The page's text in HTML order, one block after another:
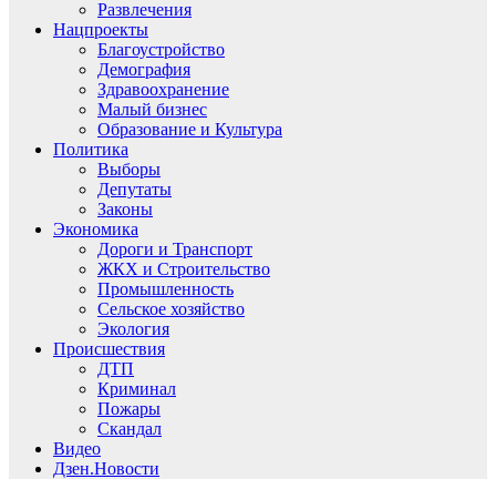
Развлечения
Нацпроекты
Благоустройство
Демография
Здравоохранение
Малый бизнес
Образование и Культура
Политика
Выборы
Депутаты
Законы
Экономика
Дороги и Транспорт
ЖКХ и Строительство
Промышленность
Сельское хозяйство
Экология
Происшествия
ДТП
Криминал
Пожары
Скандал
Видео
Дзен.Новости